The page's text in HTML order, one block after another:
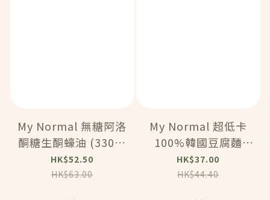
My Normal 無糖阿洛
酮糖生酮蠔油 (330g)
(82319)
HK$52.50
HK$63.00
My Normal 超低卡
100%韓國豆腐麵
(180g) (82318)
HK$37.00
HK$44.40